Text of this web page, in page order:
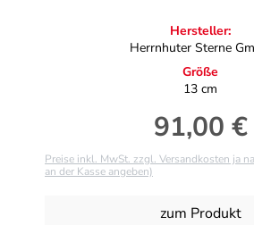
Hersteller:
Herrnhuter Sterne
Größe
13 cm
Regulärer
91,00 €
Preise inkl. MwSt. zzgl. Versandkosten ja
an der Kasse angeben)
zum Produkt